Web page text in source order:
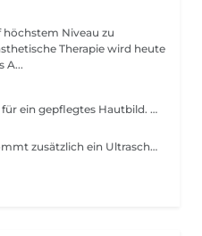
höchstem Niveau zu
Therapie wird heute
A...
Die effektive Grundbehandlung für ein gepflegtes Hautbild. Diese Behandlung wird hauptsächlich mit Produkten durchgeführt.Classic Treatment ist eine Behandlung die die Funktionen der Haut wieder aufbaut, die Haut stabilisiert und der trockenen Haut neue Geschmeidigkeit und Vitalität verleiht.
Bei der Skin Cell Behandlung kommt zusätzlich ein Ultraschallgerät zum Einsatz. Das Ultraschallgerät dient als Wirkungsverstärker für eine Reihe von Produkten. Durch den Einsatz von Ultraschalltechnik werden die Wirkstoffe in ihrer molekularen Struktur verkleinert, wodurch sie tiefer in die Haut vordringen und dort ihre volle Wirkung entfalten können. Hierbei wird die Regeneration der Haut stimuliert. Für eine schöne, strahlende und straffe Haut.